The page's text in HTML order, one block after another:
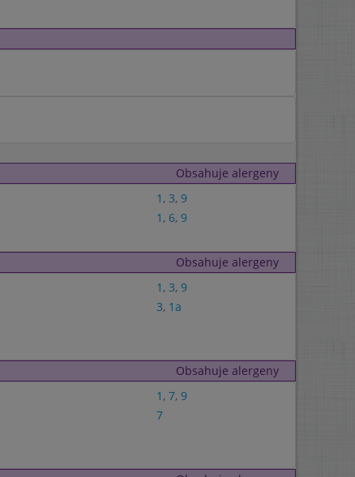
Obsahuje alergeny
1 , 3, 9
1 , 6, 9
Obsahuje alergeny
1 , 3, 9
3, 1a
Obsahuje alergeny
1 , 7, 9
7